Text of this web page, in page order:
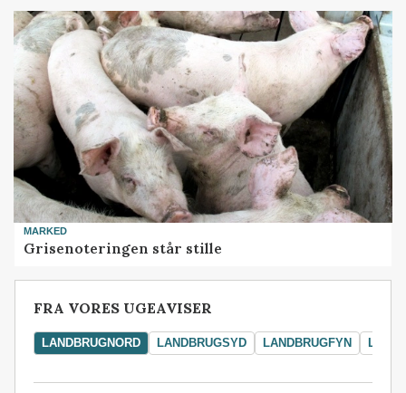
MARKED
Grisenoteringen står stille
FRA VORES UGEAVISER
LANDBRUGNORD LANDBRUGSYD LANDBRUGFYN